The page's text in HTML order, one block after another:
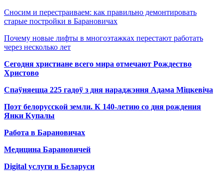
Сносим и перестраиваем: как правильно демонтировать
старые постройки в Барановичах
Почему новые лифты в многоэтажках перестают работать
через несколько лет
Сегодня христиане всего мира отмечают Рождество
Христово
Спаўняецца 225 гадоў з дня нараджэння Адама Міцкевіча
Поэт белорусской земли. К 140-летию со дня рождения
Янки Купалы
Работа в Барановичах
Медицина Барановичей
Digital услуги в Беларуси